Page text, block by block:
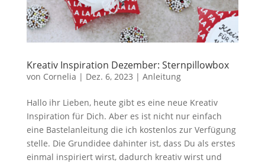
Kreativ Inspiration Dezember: Sternpillowbox
von Cornelia | Dez. 6, 2023 | Anleitung
Hallo ihr Lieben, heute gibt es eine neue Kreativ
Inspiration für Dich. Aber es ist nicht nur einfach
eine Bastelanleitung die ich kostenlos zur Verfügung
stelle. Die Grundidee dahinter ist, dass Du als erstes
einmal inspiriert wirst, dadurch kreativ wirst und